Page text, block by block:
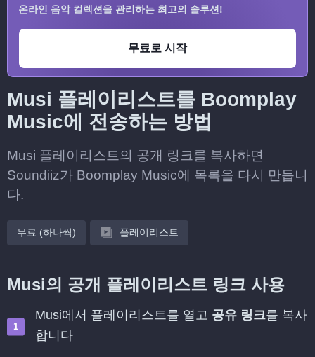
온라인 음악 컬렉션을 관리하는 최고의 솔루션!
무료로 시작
Musi 플레이리스트를 Boomplay
Music에 전송하는 방법
Musi 플레이리스트의 공개 링크를 복사하면
Soundiiz가 Boomplay Music에 목록을 다시 만듭니
다.
무료 (하나씩) 플레이리스트
Musi의 공개 플레이리스트 링크 사용
Musi에서 플레이리스트를 열고 공유 링크를 복사
합니다